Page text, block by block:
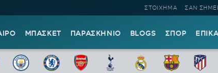
ΣΤΟΙΧΗΜΑ ΣΑΝ
ΜΠΑΣΚΕΤ ΠΑΡΑΣΚΗΝΙΟ BLOGS ΣΠΟΡ